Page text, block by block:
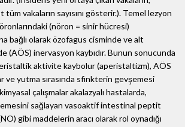
vakaların sayısını gösterir.). Temel lezyon
(nöron = sinir hücresi)
bağlı olarak özofagus cisminde ve alt
(AÖS) inervasyon kaybıdır. Bunun sonucunda
aktivite kaybolur (aperistaltizm), AÖS
ve yutma sırasında sfinkterin gevşemesi
çalışmalar akalazyalı hastalarda,
sağlayan vasoaktif intestinal peptit
gibi maddelerin aracı olarak rol oynadığı